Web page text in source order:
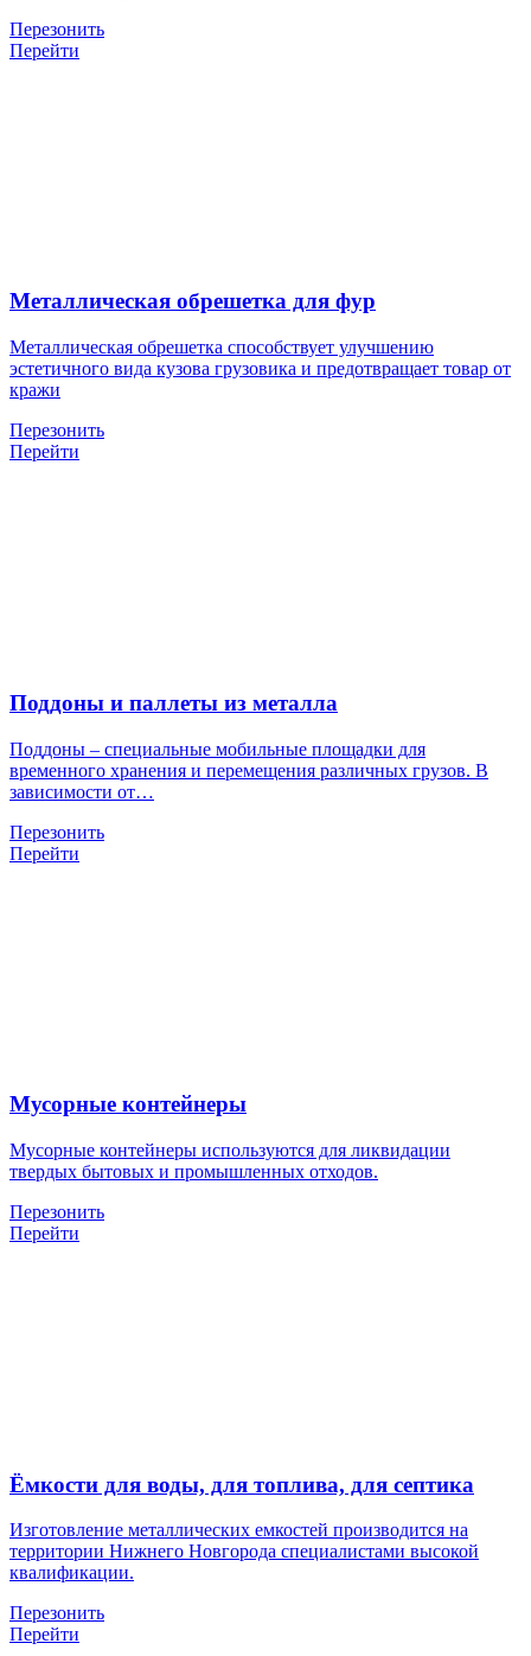
Перезонить
Перейти
Металлическая обрешетка для фур
Металлическая обрешетка способствует улучшению
эстетичного вида кузова грузовика и предотвращает товар от
кражи
Перезонить
Перейти
Поддоны и паллеты из металла
Поддоны – специальные мобильные площадки для
временного хранения и перемещения различных грузов. В
зависимости от…
Перезонить
Перейти
Мусорные контейнеры
Мусорные контейнеры используются для ликвидации
твердых бытовых и промышленных отходов.
Перезонить
Перейти
Ёмкости для воды, для топлива, для септика
Изготовление металлических емкостей производится на
территории Нижнего Новгорода специалистами высокой
квалификации.
Перезонить
Перейти